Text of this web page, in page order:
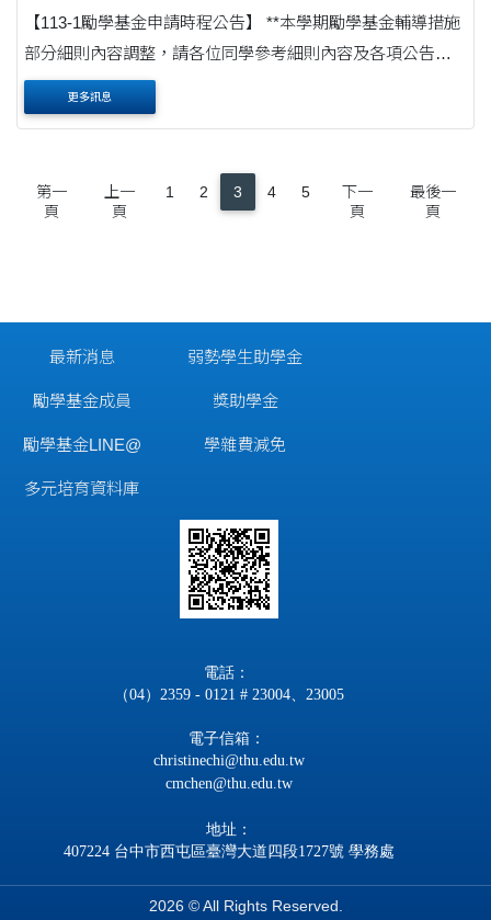
【113-1勵學基金申請時程公告】 **本學期勵學基金輔導措施
部分細則內容調整，請各位同學參考細則內容及各項公告時
程** ※課業輔導 申請期限:即日起至113年10月09日(三)止，
最終補件時間為113年10....
更多訊息
第一
頁
上一
頁
1 2 3 4 5
下一
頁
最後一
頁
最新消息
勵學基金成員
勵學基金LINE@
多元培育資料庫
弱勢學生助學金
獎助學金
學雜費減免
電話：
（04）2359 - 0121 # 23004、23005
電子信箱：
christinechi@thu.edu.tw
cmchen@thu.edu.tw
地址：
407224 台中市西屯區臺灣大道四段1727號 學務處
2026 © All Rights Reserved.